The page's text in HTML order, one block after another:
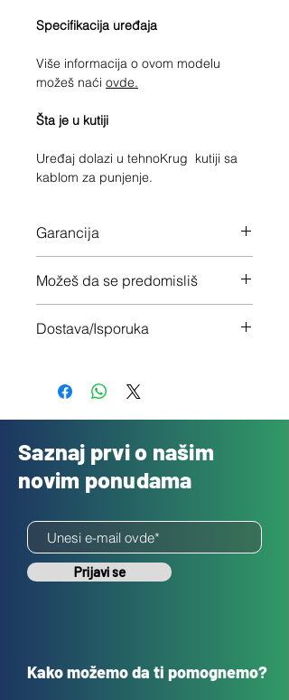
Specifikacija uređaja
Više informacija o ovom modelu
možeš naći ovde.
Šta je u kutiji
Uređaj dolazi u tehnoKrug kutiji sa
kablom za punjenje.
Garancija
Možeš da se predomisliš
nisi zadovoljan
Dostava/Isporuka
Saznaj prvi o našim
novim ponudama
Prijavi se
Kako možemo da ti pomognemo?